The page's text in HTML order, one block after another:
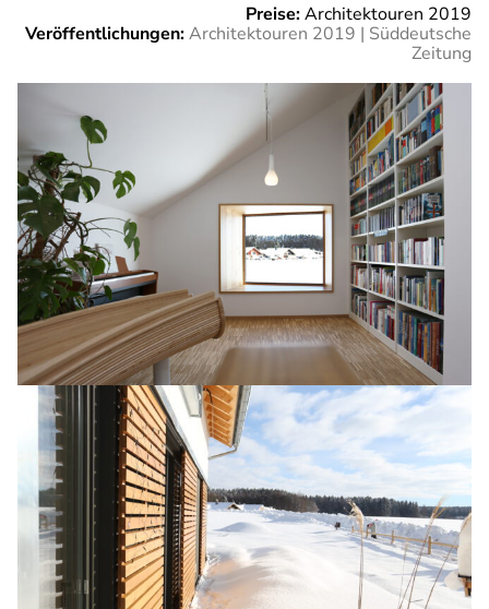
Preise:Architektouren 2019
Veröffentlichungen:Architektouren 2019 | Süddeutsche
Zeitung